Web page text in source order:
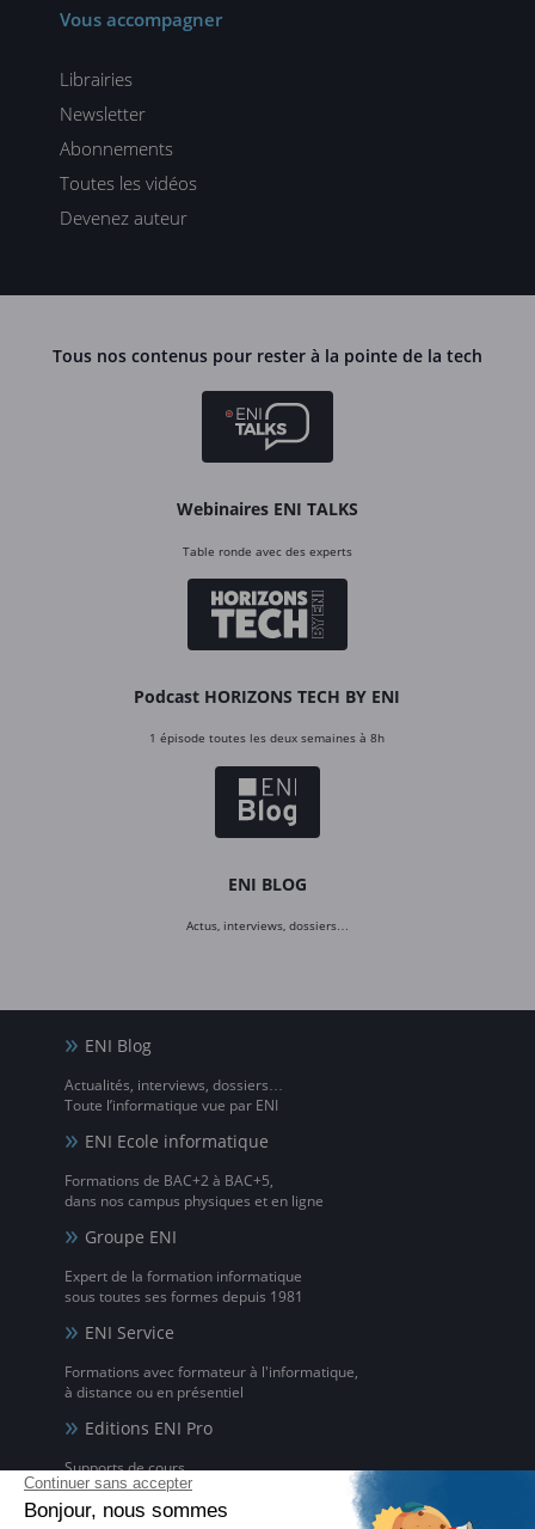
Vous accompagner
Librairies
Newsletter
Abonnements
Toutes les vidéos
Devenez auteur
Tous nos contenus pour rester à la pointe de la tech
Webinaires ENI TALKS
Table ronde avec des experts
Podcast HORIZONS TECH BY ENI
1 épisode toutes les deux semaines à 8h
ENI BLOG
Actus, interviews, dossiers…
ENI Blog
Actualités, interviews, dossiers…
Toute l’informatique vue par ENI
ENI Ecole informatique
Formations de BAC+2 à BAC+5,
dans nos campus physiques et en ligne
Groupe ENI
Expert de la formation informatique
sous toutes ses formes depuis 1981
ENI Service
Formations avec formateur à l'informatique,
à distance ou en présentiel
Editions ENI Pro
Supports de cours
pour les organismes de formation
ENI elearning